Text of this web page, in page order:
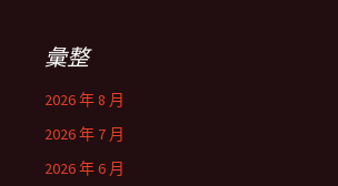
彙整
2026 年 8 月
2026 年 7 月
2026 年 6 月